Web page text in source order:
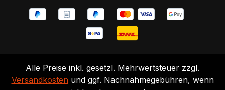
Alle Preise inkl. gesetzl. Mehrwertsteuer zzgl.
Versandkosten und ggf. Nachnahmegebühren, wenn